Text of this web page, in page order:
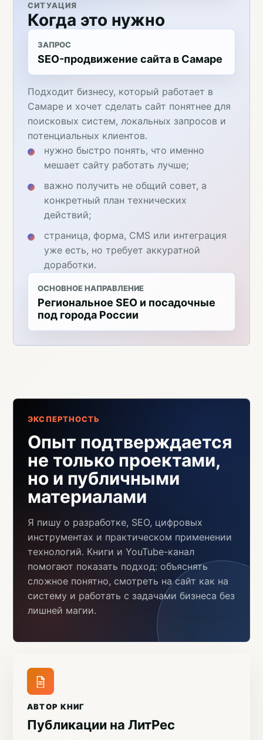
СИТУАЦИЯ
Когда это нужно
ЗАПРОС
SEO-продвижение сайта в Самаре
Подходит бизнесу, который работает в
Самаре и хочет сделать сайт понятнее для
поисковых систем, локальных запросов и
потенциальных клиентов.
нужно быстро понять, что именно
мешает сайту работать лучше;
важно получить не общий совет, а
конкретный план технических
действий;
страница, форма, CMS или интеграция
уже есть, но требует аккуратной
доработки.
ОСНОВНОЕ НАПРАВЛЕНИЕ
Региональное SEO и посадочные
под города России
ЭКСПЕРТНОСТЬ
Опыт подтверждается
не только проектами,
но и публичными
материалами
Я пишу о разработке, SEO, цифровых
инструментах и практическом применении
технологий. Книги и YouTube-канал
помогают показать подход: объяснять
сложное понятно, смотреть на сайт как на
систему и работать с задачами бизнеса без
лишней магии.
АВТОР КНИГ
Публикации на ЛитРес